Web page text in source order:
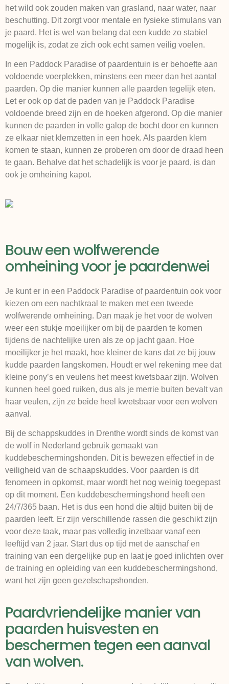
het wild ook zouden maken van grasland, naar water, naar
beschutting. Dit zorgt voor mentale en fysieke stimulans van
je paard. Het is wel van belang dat een kudde zo stabiel
mogelijk is, zodat ze zich ook echt samen veilig voelen.
In een Paddock Paradise of paardentuin is er behoefte aan
voldoende voerplekken, minstens een meer dan het aantal
paarden. Op die manier kunnen alle paarden tegelijk eten.
Let er ook op dat de paden van je Paddock Paradise
voldoende breed zijn en de hoeken afgerond. Op die manier
kunnen de paarden in volle galop de bocht door en kunnen
ze elkaar niet klemzetten in een hoek. Als paarden klem
komen te staan, kunnen ze proberen om door de draad heen
te gaan. Behalve dat het schadelijk is voor je paard, is dan
ook je omheining kapot.
Bouw een wolfwerende
omheining voor je paardenwei
Je kunt er in een Paddock Paradise of paardentuin ook voor
kiezen om een nachtkraal te maken met een tweede
wolfwerende omheining. Dan maak je het voor de wolven
weer een stukje moeilijker om bij de paarden te komen
tijdens de nachtelijke uren als ze op jacht gaan. Hoe
moeilijker je het maakt, hoe kleiner de kans dat ze bij jouw
kudde paarden langskomen. Houdt er wel rekening mee dat
kleine pony’s en veulens het meest kwetsbaar zijn. Wolven
kunnen heel goed ruiken, dus als je merrie buiten bevalt van
haar veulen, zijn ze beide heel kwetsbaar voor een wolven
aanval.
Bij de schappskuddes in Drenthe wordt sinds de komst van
de wolf in Nederland gebruik gemaakt van
kuddebeschermingshonden. Dit is bewezen effectief in de
veiligheid van de schaapskuddes. Voor paarden is dit
fenomeen in opkomst, maar wordt het nog weinig toegepast
op dit moment. Een kuddebeschermingshond heeft een
24/7/365 baan. Het is dus een hond die altijd buiten bij de
paarden leeft. Er zijn verschillende rassen die geschikt zijn
voor deze taak, maar pas volledig inzetbaar vanaf een
leeftijd van 2 jaar. Start dus op tijd met de aanschaf en
training van een dergelijke pup en laat je goed inlichten over
de training en opleiding van een kuddebeschermingshond,
want het zijn geen gezelschapshonden.
Paardvriendelijke manier van
paarden huisvesten en
beschermen tegen een aanval
van wolven.